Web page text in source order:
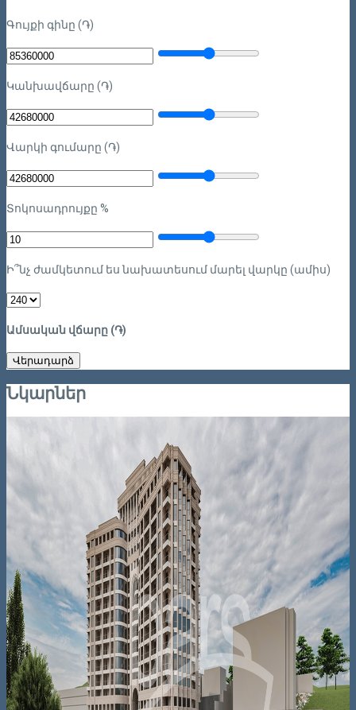
Գույքի գինը (֏)
Կանխավճարը (֏)
Վարկի գումարը (֏)
Տոկոսադրույքը %
Ի՞նչ ժամկետում ես նախատեսում մարել վարկը (ամիս)
Ամսական վճարը (֏)
Վերադարձ
Նկարներ